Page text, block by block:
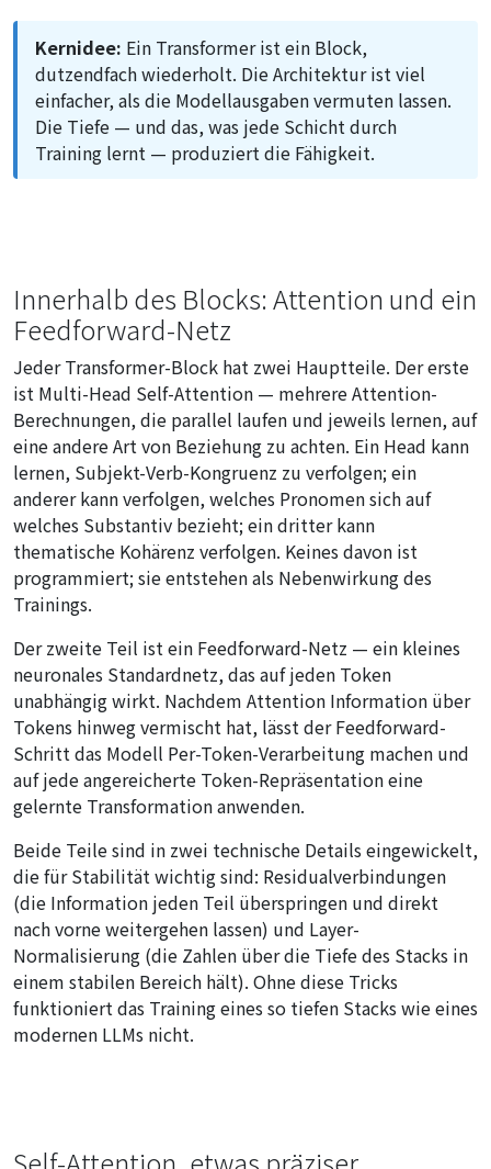
Kernidee: Ein Transformer ist ein Block,
dutzendfach wiederholt. Die Architektur ist viel
einfacher, als die Modellausgaben vermuten lassen.
Die Tiefe — und das, was jede Schicht durch
Training lernt — produziert die Fähigkeit.
Innerhalb des Blocks: Attention und ein
Feedforward-Netz
Jeder Transformer-Block hat zwei Hauptteile. Der erste
ist Multi-Head Self-Attention — mehrere Attention-
Berechnungen, die parallel laufen und jeweils lernen, auf
eine andere Art von Beziehung zu achten. Ein Head kann
lernen, Subjekt-Verb-Kongruenz zu verfolgen; ein
anderer kann verfolgen, welches Pronomen sich auf
welches Substantiv bezieht; ein dritter kann
thematische Kohärenz verfolgen. Keines davon ist
programmiert; sie entstehen als Nebenwirkung des
Trainings.
Der zweite Teil ist ein Feedforward-Netz — ein kleines
neuronales Standardnetz, das auf jeden Token
unabhängig wirkt. Nachdem Attention Information über
Tokens hinweg vermischt hat, lässt der Feedforward-
Schritt das Modell Per-Token-Verarbeitung machen und
auf jede angereicherte Token-Repräsentation eine
gelernte Transformation anwenden.
Beide Teile sind in zwei technische Details eingewickelt,
die für Stabilität wichtig sind: Residualverbindungen
(die Information jeden Teil überspringen und direkt
nach vorne weitergehen lassen) und Layer-
Normalisierung (die Zahlen über die Tiefe des Stacks in
einem stabilen Bereich hält). Ohne diese Tricks
funktioniert das Training eines so tiefen Stacks wie eines
modernen LLMs nicht.